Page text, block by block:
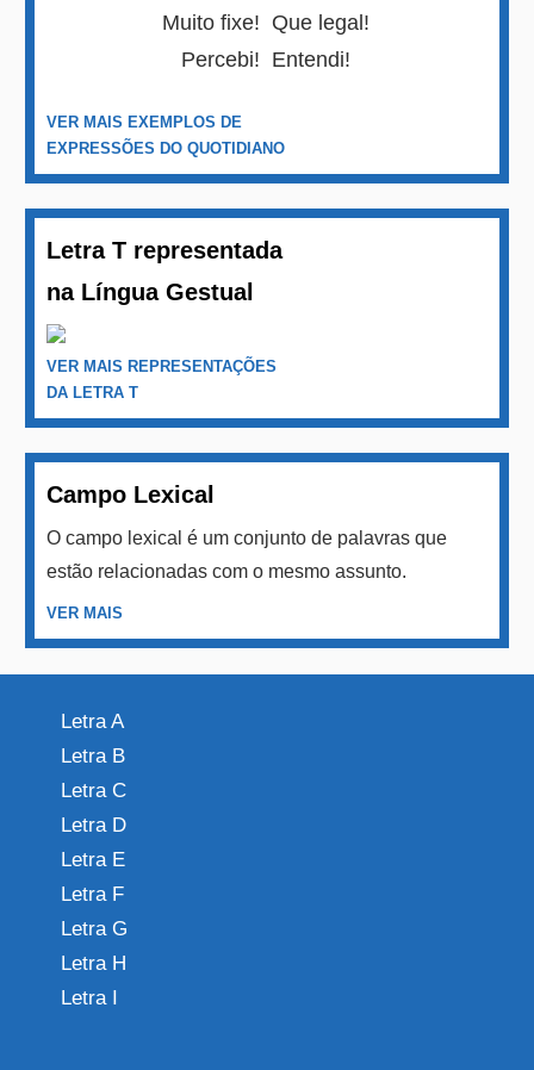
Muito fixe! Que legal!
Percebi! Entendi!
VER MAIS EXEMPLOS DE
EXPRESSÕES DO QUOTIDIANO
Letra T representada
na Língua Gestual
VER MAIS REPRESENTAÇÕES
DA LETRA T
Campo Lexical
O campo lexical é um conjunto de palavras que
estão relacionadas com o mesmo assunto.
VER MAIS
Letra A
Letra B
Letra C
Letra D
Letra E
Letra F
Letra G
Letra H
Letra I